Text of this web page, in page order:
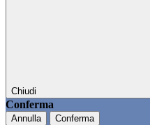
Chiudi
Conferma
Annulla Conferma